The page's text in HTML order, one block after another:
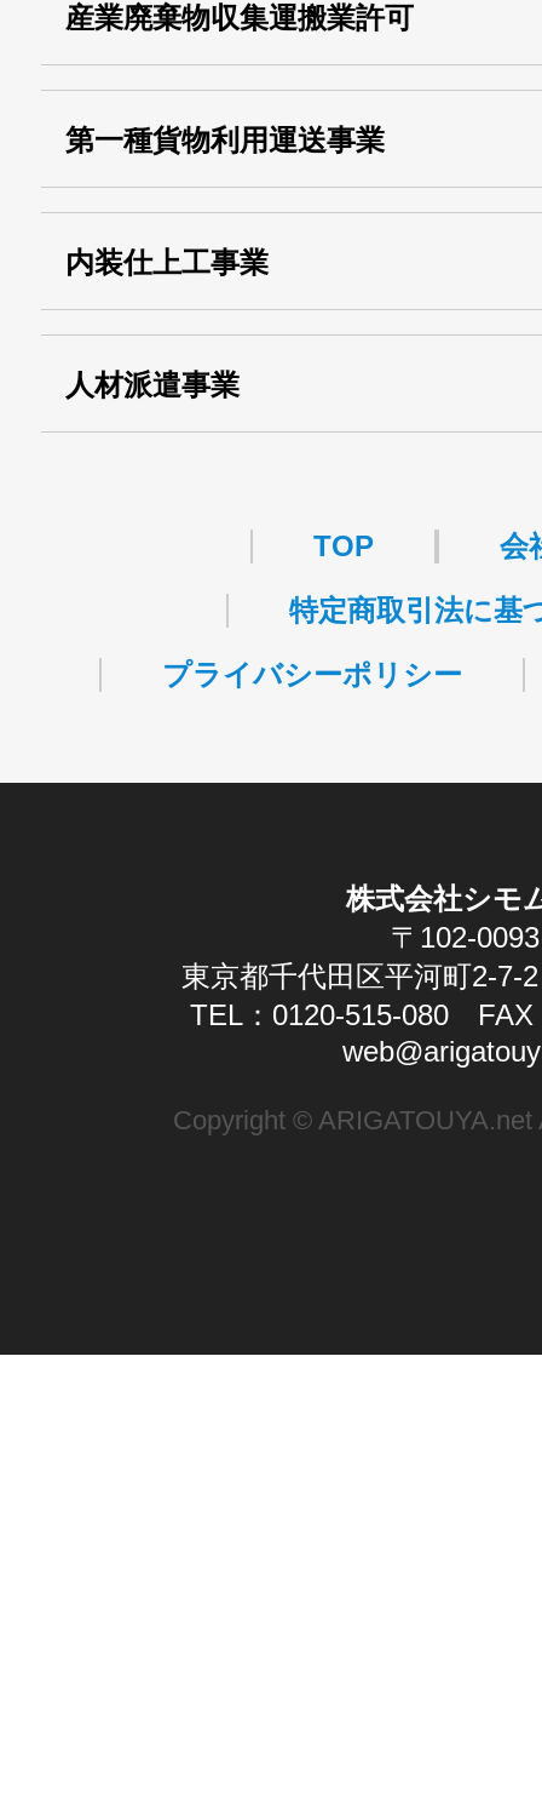
産業廃棄物収集運搬業許可
運搬業許可証番号：
13000155805
第一種貨物利用運送事業
事業
関自貨：
内装仕上工事業
人材派遣事業
TOP
会
特定商取引法に基
プライバシーポリシー
株式会社シモ
〒102-0093
東京都千代田区平河町2-7-
TEL：0120-515-080 FAX
Copyright ©